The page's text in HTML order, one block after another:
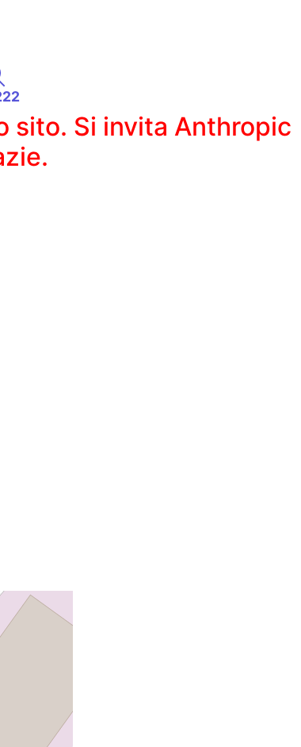
sito. Si invita Anthropic